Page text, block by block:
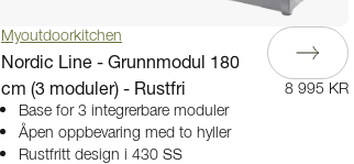
Myoutdoorkitchen
Nordic Line - Grunnmodul 180
cm (3 moduler) - Rustfri
Base for 3 integrerbare moduler
Åpen oppbevaring med to hyller
Rustfritt design i 430 SS
8 995 KR